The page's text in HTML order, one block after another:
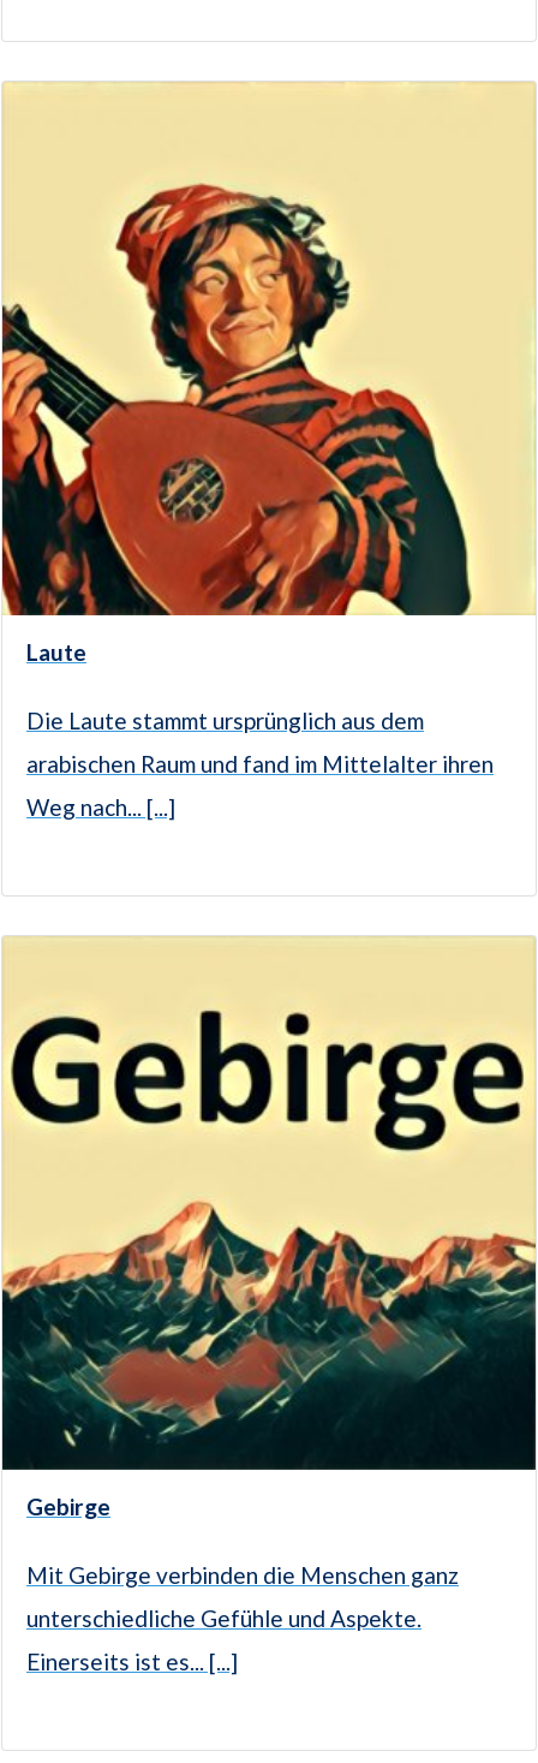
Laute
Die Laute stammt ursprünglich aus dem
arabischen Raum und fand im Mittelalter ihren
Weg nach... [...]
Gebirge
Mit Gebirge verbinden die Menschen ganz
unterschiedliche Gefühle und Aspekte.
Einerseits ist es... [...]